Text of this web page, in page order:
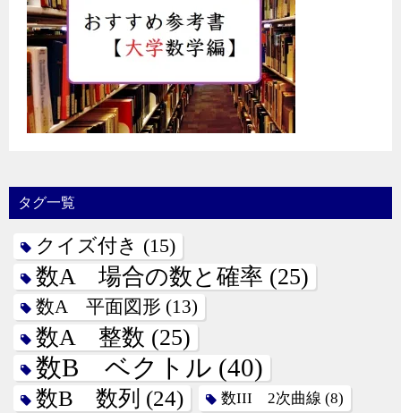
タグ一覧
クイズ付き (15)
数A 場合の数と確率 (25)
数A 平面図形 (13)
数A 整数 (25)
数B ベクトル (40)
数B 数列 (24) 数III 2次曲線 (8)